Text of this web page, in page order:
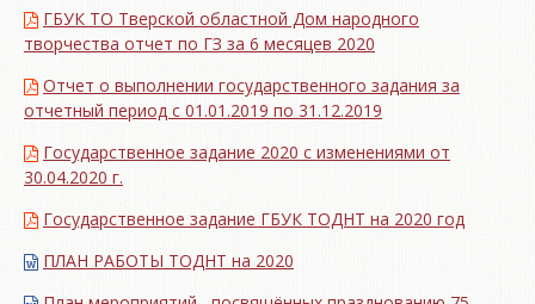
ГБУК ТО Тверской областной Дом народного
творчества отчет по ГЗ за 6 месяцев 2020
Отчет о выполнении государственного задания за
отчетный период с 01.01.2019 по 31.12.2019
Государственное задание 2020 с изменениями от
30.04.2020 г.
Государственное задание ГБУК ТОДНТ на 2020 год
ПЛАН РАБОТЫ ТОДНТ на 2020